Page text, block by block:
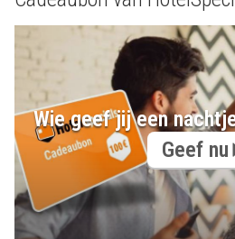
Wie geef jij een
Geef nu